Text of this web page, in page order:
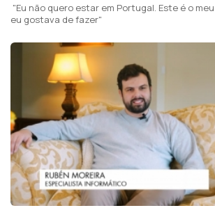
"Eu não quero estar em Portugal. Este é o
eu gostava de fazer"